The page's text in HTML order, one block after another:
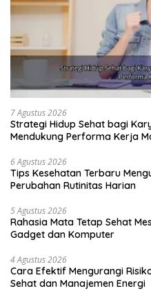
7 Agustus 2026
Strategi Hidup Sehat bagi
Mendukung Performa Kerja
6 Agustus 2026
Tips Kesehatan Terbaru
Perubahan Rutinitas Harian
5 Agustus 2026
Rahasia Mata Tetap Sehat
Gadget dan Komputer
4 Agustus 2026
Cara Efektif Mengurangi
Sehat dan Manajemen Energi